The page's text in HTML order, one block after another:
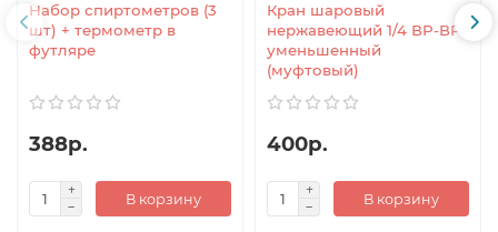
Набор спиртометров (3
шт) + термометр в
футляре
388р.
В корзину
Кран шаровый
нержавеющий 1/4 ВР-ВР
уменьшенный
(муфтовый)
400р.
В корзину